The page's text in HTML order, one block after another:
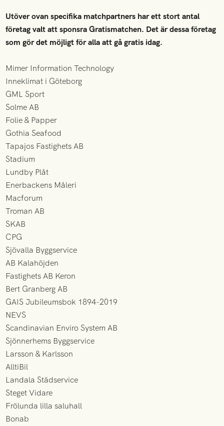
Utöver ovan specifika matchpartners har ett stort antal
företag valt att sponsra Gratismatchen. Det är dessa företag
som gör det möjligt för alla att gå gratis idag.
Mimer Information Technology
Inneklimat i Göteborg
GML Sport
Solme AB
Folie & Papper
Gothia Seafood
Tapajos Fastighets AB
Stadium
Lundby Plåt
Enerbackens Måleri
Macforum
Troman AB
SKAB
CPG
Sjövalla Byggservice
AB Kalahöjden
Fastighets AB Keron
Bert Granberg AB
GAIS Jubileumsbok 1894-2019
NEVS
Scandinavian Enviro System AB
Sjönnerhems Byggservice
Larsson & Karlsson
AlltiBil
Landala Städservice
Steget Vidare
Frölunda lilla saluhall
Bonab